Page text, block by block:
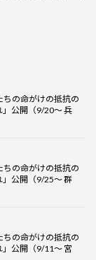
の命がけの抵抗の
公開（9/20～ 兵
の命がけの抵抗の
公開（9/25～ 群
の命がけの抵抗の
公開（9/11～ 宮